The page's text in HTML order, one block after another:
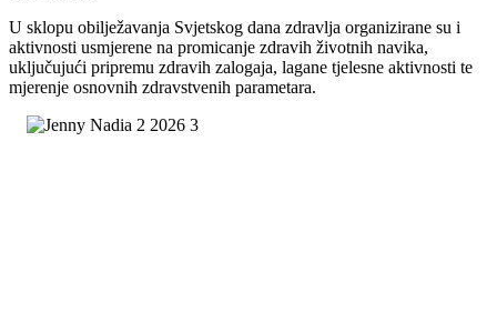
U sklopu obilježavanja Svjetskog dana zdravlja organizirane su i
aktivnosti usmjerene na promicanje zdravih životnih navika,
uključujući pripremu zdravih zalogaja, lagane tjelesne aktivnosti te
mjerenje osnovnih zdravstvenih parametara.